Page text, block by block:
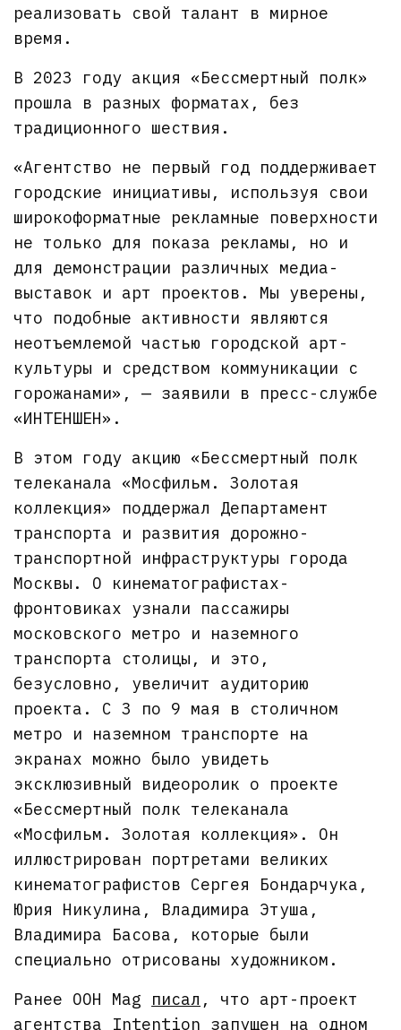
реализовать свой талант в мирное
время.
В 2023 году акция «Бессмертный полк»
прошла в разных форматах, без
традиционного шествия.
«Агентство не первый год поддерживает
городские инициативы, используя свои
широкоформатные рекламные поверхности
не только для показа рекламы, но и
для демонстрации различных медиа-
выставок и арт проектов. Мы уверены,
что подобные активности являются
неотъемлемой частью городской арт-
культуры и средством коммуникации с
горожанами», — заявили в пресс-службе
«ИНТЕНШЕН».
В этом году акцию «Бессмертный полк
телеканала «Мосфильм. Золотая
коллекция» поддержал Департамент
транспорта и развития дорожно-
транспортной инфраструктуры города
Москвы. О кинематографистах-
фронтовиках узнали пассажиры
московского метро и наземного
транспорта столицы, и это,
безусловно, увеличит аудиторию
проекта. С 3 по 9 мая в столичном
метро и наземном транспорте на
экранах можно было увидеть
эксклюзивный видеоролик о проекте
«Бессмертный полк телеканала
«Мосфильм. Золотая коллекция». Он
иллюстрирован портретами великих
кинематографистов Сергея Бондарчука,
Юрия Никулина, Владимира Этуша,
Владимира Басова, которые были
специально отрисованы художником.
Ранее OOH Mag писал , что арт-проект
агентства Intention запущен на одном